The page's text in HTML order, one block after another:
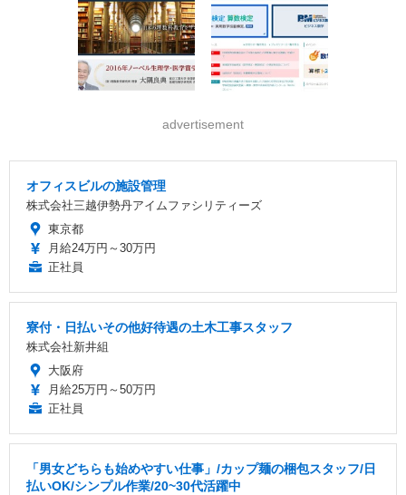
advertisement
オフィスビルの施設管理
株式会社三越伊勢丹アイムファシリティーズ
東京都
月給24万円～30万円
正社員
寮付・日払いその他好待遇の土木工事スタッフ
株式会社新井組
大阪府
月給25万円～50万円
正社員
「男女どちらも始めやすい仕事」/カップ麺の梱包スタッフ/日
払いOK/シンプル作業/20~30代活躍中